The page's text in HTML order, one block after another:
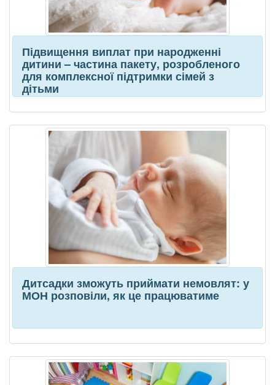
Підвищення виплат при народженні
дитини – частина пакету, розробленого
для комплексної підтримки сімей з
дітьми
Дитсадки зможуть приймати немовлят: у
МОН розповіли, як це працюватиме